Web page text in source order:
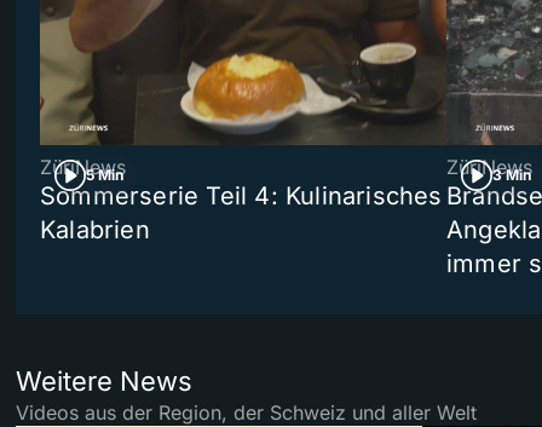
5 Min
ZüriNews
Sommerserie Teil 4: Kulinarisches
Kalabrien
3 Min
ZüriNews
immer
Weitere News
Videos aus der Region, der Schweiz und aller Welt